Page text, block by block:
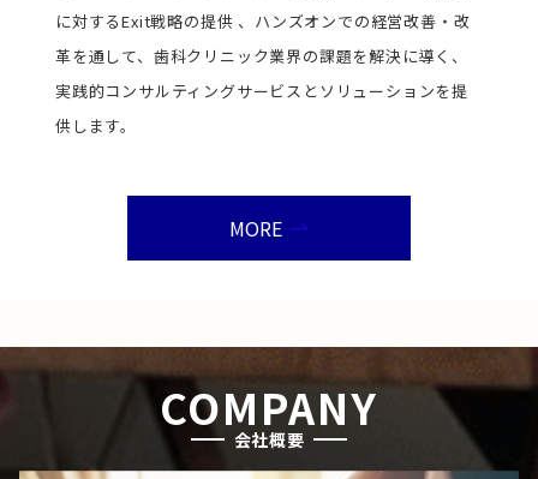
に対するExit戦略の提供 、ハンズオンでの経営改善・改
革を通して、歯科クリニック業界の課題を解決に導く、
実践的コンサルティングサービスとソリューションを提
供します。
MORE
COMPANY
会社概要